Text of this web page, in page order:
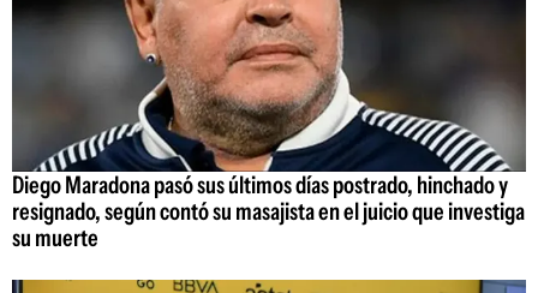
Diego Maradona pasó sus últimos días postrado, hinchado y
resignado, según contó su masajista en el juicio que investiga
su muerte